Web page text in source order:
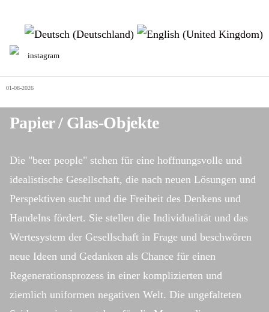
Sprache auswählen
instagram
01-08-2026
Papier / Glas-Objekte
Die "beer people" stehen für eine hoffnungsvolle und
idealistische Gesellschaft, die nach neuen Lösungen und
Perspektiven sucht und die Freiheit des Denkens und
Handelns fördert. Sie stellen die Individualität und das
Wertesystem der Gesellschaft in Frage und beschwören
neue Ideen und Gedanken als Chance für einen
Regenerationsprozess in einer komplizierten und
ziemlich uniformen negativen Welt. Die ungefalteten